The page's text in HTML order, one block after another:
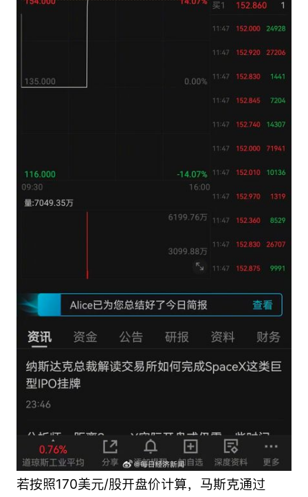
若按照170美元/股开盘价计算，马斯克通过